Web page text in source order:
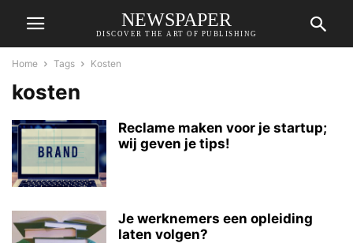
NEWSPAPER
DISCOVER THE ART OF PUBLISHING
Home Tags Kosten
kosten
Reclame maken voor je startup;
wij geven je tips!
Je werknemers een opleiding
laten volgen?